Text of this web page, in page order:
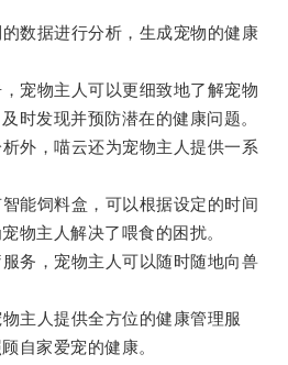
据进行分析，生成宠物的健康
物主人可以更细致地了解宠物
时发现并预防潜在的健康问题。
，喵云还为宠物主人提供一系
饲料盒，可以根据设定的时间
物主人解决了喂食的困扰。
，宠物主人可以随时随地向兽
人提供全方位的健康管理服
自家爱宠的健康。